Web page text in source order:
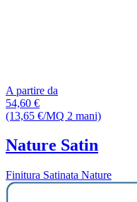
A partire da
54,60 €
(13,65 €/MQ 2 mani)
Nature Satin
Finitura Satinata Nature